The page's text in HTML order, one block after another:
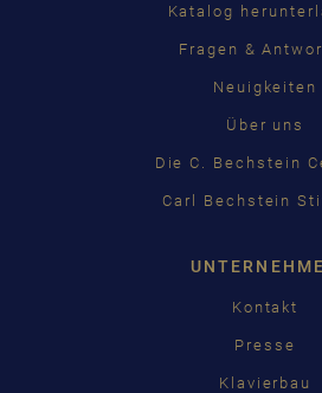
Katalog
Fragen &
Neuigkeiten
Über uns
Die C. Bechstein
Carl Bechstein
Kontakt
Presse
Klavierbau